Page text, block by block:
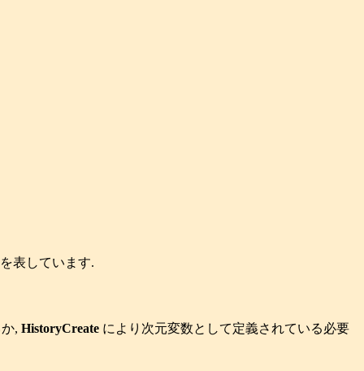
表しています.
, HistoryCreate により次元変数として定義されている必要